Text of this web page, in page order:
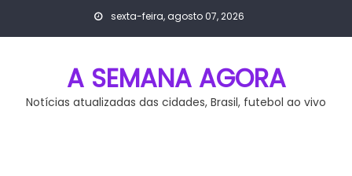
sexta-feira, agosto 07, 2026
A SEMANA AGORA
Notícias atualizadas das cidades, Brasil, futebol ao vivo